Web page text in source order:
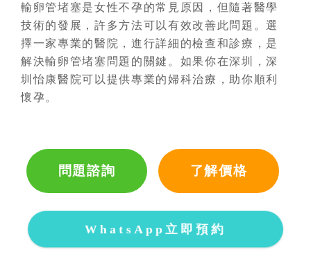
輸卵管堵塞是女性不孕的常見原因，但隨著醫學
技術的發展，許多方法可以有效改善此問題。選
擇一家專業的醫院，進行詳細的檢查和診療，是
解決輸卵管堵塞問題的關鍵。如果你在深圳，深
圳怡康醫院可以提供專業的婦科治療，助你順利
懷孕。
問題諮詢 了解價格
WhatsApp立即預約